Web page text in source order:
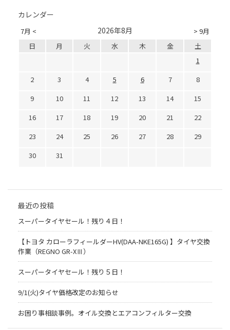
カレンダー
7月 < > 9月
2026年8月
日 月 火 水 木 金
土
1
2
3 4 5 6 7
8
9
10 11 12 13 14
15
16
17 18 19 20 21
22
23
24 25 26 27 28
29
30
31
最近の投稿
スーパータイヤセール！残り４日！
【トヨタ カローラフィールダーHV(DAA-NKE165G) 】タイヤ交換
作業（REGNO GR-XⅢ）
スーパータイヤセール！残り５日！
9/1(火)タイヤ価格改定のお知らせ
お困り事相談事例。オイル交換とエアコンフィルター交換